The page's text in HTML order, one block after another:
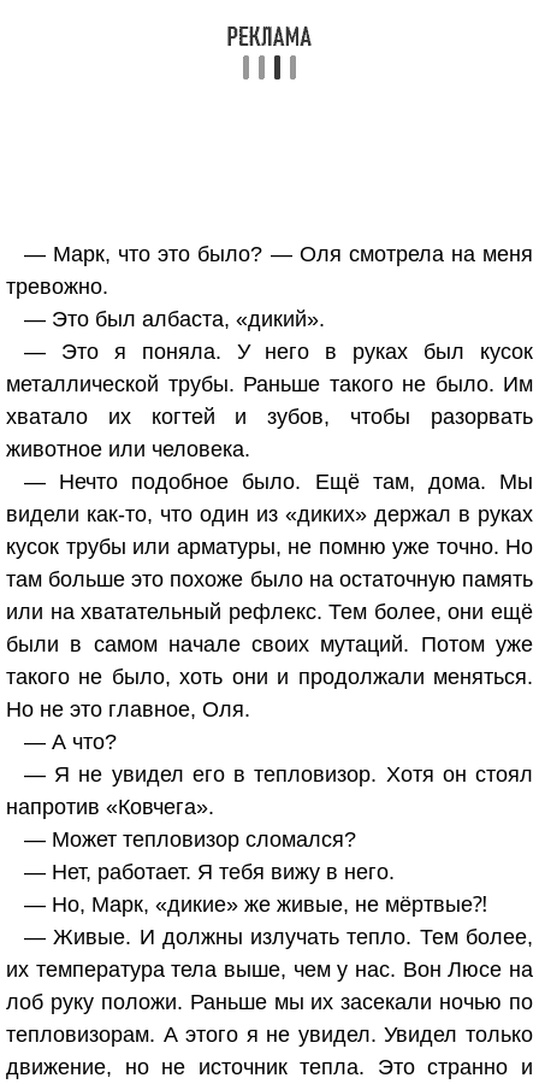
— Марк, что это было? — Оля смотрела на меня
тревожно.
— Это был албаста, «дикий».
— Это я поняла. У него в руках был кусок
металлической трубы. Раньше такого не было. Им
хватало их когтей и зубов, чтобы разорвать
животное или человека.
— Нечто подобное было. Ещё там, дома. Мы
видели как-то, что один из «диких» держал в руках
кусок трубы или арматуры, не помню уже точно. Но
там больше это похоже было на остаточную память
или на хватательный рефлекс. Тем более, они ещё
были в самом начале своих мутаций. Потом уже
такого не было, хоть они и продолжали меняться.
Но не это главное, Оля.
— А что?
— Я не увидел его в тепловизор. Хотя он стоял
напротив «Ковчега».
— Может тепловизор сломался?
— Нет, работает. Я тебя вижу в него.
— Но, Марк, «дикие» же живые, не мёртвые⁈
— Живые. И должны излучать тепло. Тем более,
их температура тела выше, чем у нас. Вон Люсе на
лоб руку положи. Раньше мы их засекали ночью по
тепловизорам. А этого я не увидел. Увидел только
движение, но не источник тепла. Это странно и